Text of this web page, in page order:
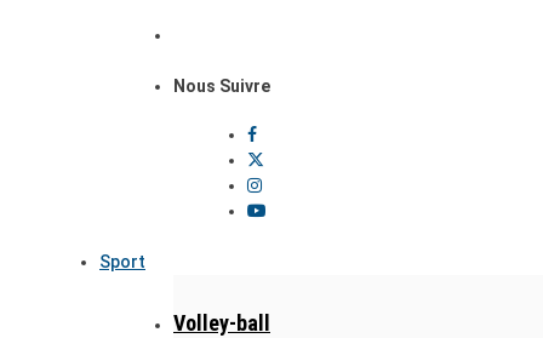
Nous Suivre
Sport
Volley-ball